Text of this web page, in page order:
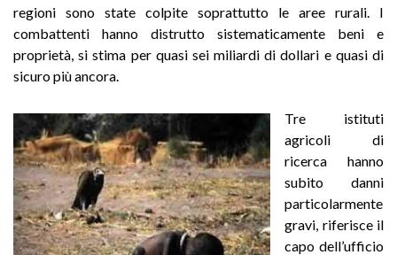
regioni sono state colpite soprattutto le aree rurali. I
combattenti hanno distrutto sistematicamente beni e
proprietà, si stima per quasi sei miliardi di dollari e quasi di
sicuro più ancora.
Tre istituti
agricoli di
ricerca hanno
subito danni
particolarmente
gravi, riferisce il
capo dell’ufficio